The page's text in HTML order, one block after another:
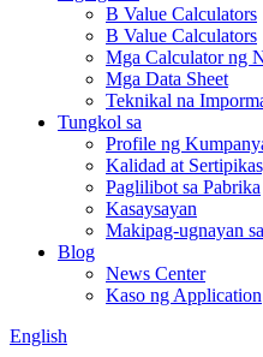
B Value Calculators
B Value Calculators
Mga Calculator ng
Mga Data Sheet
Teknikal na
Tungkol sa
Profile ng
Kalidad at
Paglilibot sa Pabrika
Kasaysayan
Makipag-ugnayan
Blog
News Center
Kaso ng Application
English